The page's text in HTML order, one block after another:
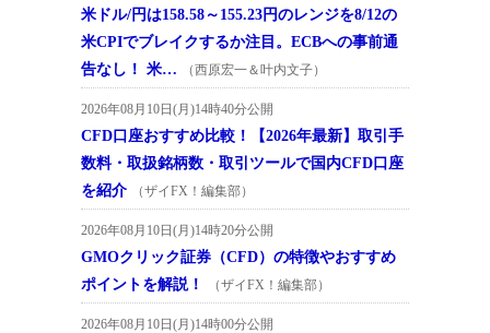
米ドル/円は158.58～155.23円のレンジを8/12の
米CPIでブレイクするか注目。ECBへの事前通
告なし！ 米…
（西原宏一＆叶内文子）
2026年08月10日(月)14時40分公開
CFD口座おすすめ比較！【2026年最新】取引手
数料・取扱銘柄数・取引ツールで国内CFD口座
を紹介
（ザイFX！編集部）
2026年08月10日(月)14時20分公開
GMOクリック証券（CFD）の特徴やおすすめ
ポイントを解説！
（ザイFX！編集部）
2026年08月10日(月)14時00分公開